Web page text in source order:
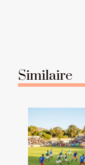
Similaire